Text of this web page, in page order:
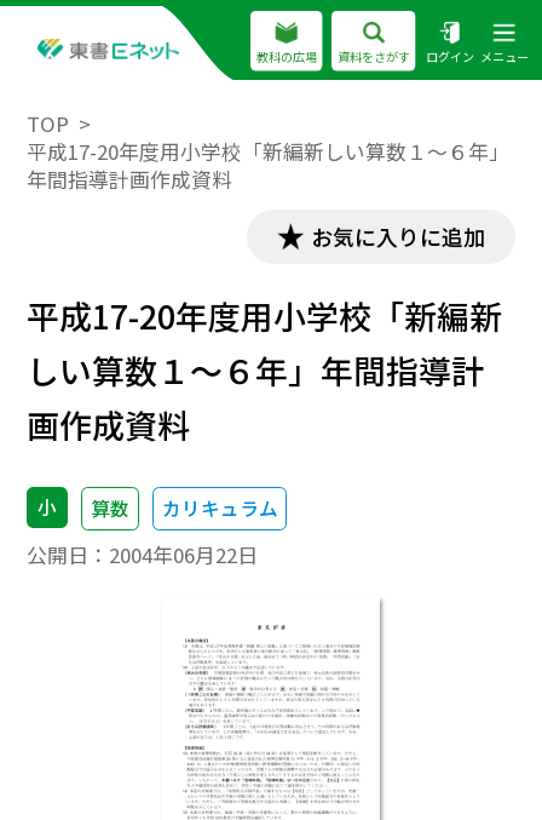
教科の広場 資料をさがす ログイン メニュー
TOP
平成17-20年度用小学校「新編新しい算数１～６年」
年間指導計画作成資料
お気に入りに追加
平成17-20年度用小学校「新編新
しい算数１～６年」年間指導計
画作成資料
小 算数 カリキュラム
公開日： 2004年06月22日